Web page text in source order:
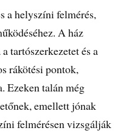
a helyszíni felmérés,
A ház
tartószerkezetet és a
rákötési pontok,
Ezeken talán még
emellett jónak
felmérésen vizsgálják